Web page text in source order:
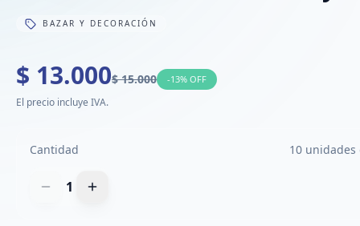
BAZAR Y DECORACIÓN
$ 13.000$ 15.000 -13% OFF
El precio incluye IVA.
Cantidad 10
1